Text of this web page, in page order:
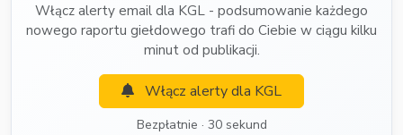
Włącz alerty email dla KGL - podsumowanie każdego
nowego raportu giełdowego trafi do Ciebie w ciągu kilku
minut od publikacji.
Włącz alerty dla KGL
Bezpłatnie · 30 sekund